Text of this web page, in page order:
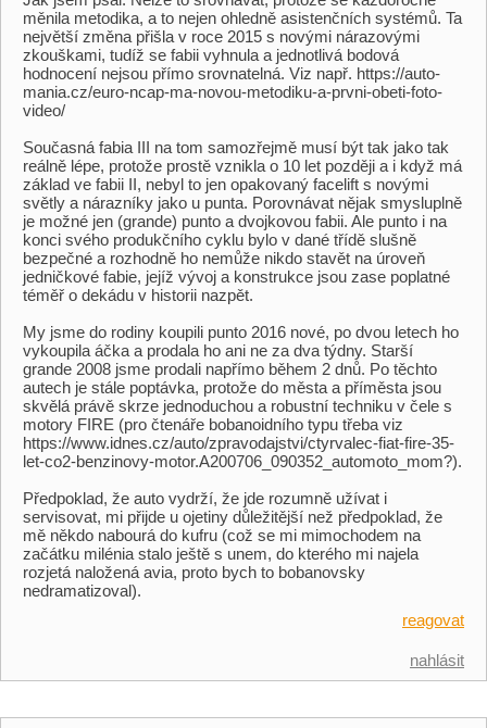
měnila metodika, a to nejen ohledně asistenčních systémů. Ta
největší změna přišla v roce 2015 s novými nárazovými
zkouškami, tudíž se fabii vyhnula a jednotlivá bodová
hodnocení nejsou přímo srovnatelná. Viz např. https://auto-
mania.cz/euro-ncap-ma-novou-metodiku-a-prvni-obeti-foto-
video/
Současná fabia III na tom samozřejmě musí být tak jako tak
reálně lépe, protože prostě vznikla o 10 let později a i když má
základ ve fabii II, nebyl to jen opakovaný facelift s novými
světly a nárazníky jako u punta. Porovnávat nějak smysluplně
je možné jen (grande) punto a dvojkovou fabii. Ale punto i na
konci svého produkčního cyklu bylo v dané třídě slušně
bezpečné a rozhodně ho nemůže nikdo stavět na úroveň
jedničkové fabie, jejíž vývoj a konstrukce jsou zase poplatné
téměř o dekádu v historii nazpět.
My jsme do rodiny koupili punto 2016 nové, po dvou letech ho
vykoupila áčka a prodala ho ani ne za dva týdny. Starší
grande 2008 jsme prodali napřímo během 2 dnů. Po těchto
autech je stále poptávka, protože do města a příměsta jsou
skvělá právě skrze jednoduchou a robustní techniku v čele s
motory FIRE (pro čtenáře bobanoidního typu třeba viz
https://www.idnes.cz/auto/zpravodajstvi/ctyrvalec-fiat-fire-35-
let-co2-benzinovy-motor.A200706_090352_automoto_mom?).
Předpoklad, že auto vydrží, že jde rozumně užívat i
servisovat, mi přijde u ojetiny důležitější než předpoklad, že
mě někdo nabourá do kufru (což se mi mimochodem na
začátku milénia stalo ještě s unem, do kterého mi najela
rozjetá naložená avia, proto bych to bobanovsky
nedramatizoval).
reagovat
nahlásit